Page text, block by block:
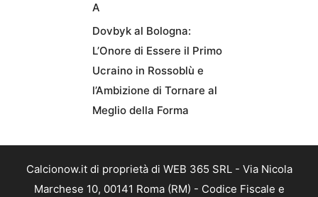
A
Dovbyk al Bologna:
L’Onore di Essere il Primo
Ucraino in Rossoblù e
l’Ambizione di Tornare al
Meglio della Forma
Calcionow.it di proprietà di WEB 365 SRL - Via Nicola
Marchese 10, 00141 Roma (RM) - Codice Fiscale e